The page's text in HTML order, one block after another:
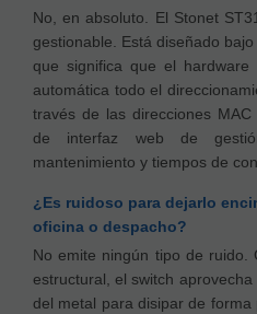
No, en absoluto. El Stonet
gestionable. Está diseñado
que significa que el
automática todo el
través de las direcciones
de interfaz web de
mantenimiento y tiempos de
¿Es ruidoso para dejarlo
oficina o despacho?
No emite ningún tipo de ruido.
estructural, el switch
del metal para disipar de